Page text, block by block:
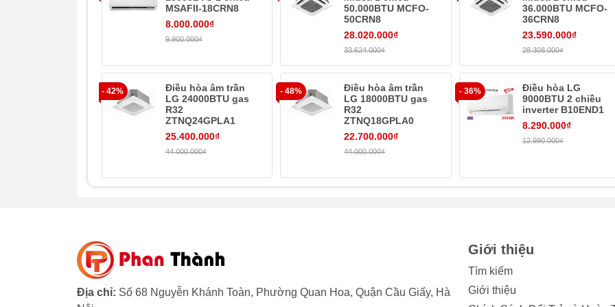
Thỏa sức điều khiển điều hòa ngay cả khi bạn không có mặt, chỉ với
ứng dụng Panasonic Comfort Cloud trên điện thoại thông minh hoặc máy tính bảng của bạn. Ứng dụng có
kết nối và điều khiển nhiều thiết bị ở nhiều phòng khác nhau phù hợp với nhu cầu của bạn.
MSAFII-18CRN8
8.000.000₫
9.900.000₫
50.000BTU MCFO-
50CRN8
28.020.000₫
33.624.000₫
36.000BTU MCFO-
36CRN8
23.590.000₫
28.308.000₫
- 42%
Điều hòa âm trần
LG 24000BTU gas
R32
ZTNQ24GPLA1
25.400.000₫
44.000.000₫
- 48%
Điều hòa âm trần
LG 18000BTU gas
R32
ZTNQ18GPLA0
22.700.000₫
44.000.000₫
- 36%
Điều hòa LG
9000BTU 2 chiều
inverter B10END1
8.290.000₫
12.990.000₫
Địa chỉ: Số 68 Nguyễn Khánh Toàn, Phường Quan Hoa, Quận Cầu Giấy, Hà
Giới thiệu
Tìm kiếm
Giới thiệu